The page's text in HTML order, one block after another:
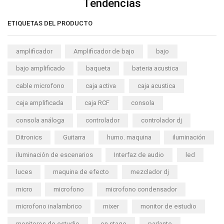
Tendencias
ETIQUETAS DEL PRODUCTO
amplificador Amplificador de bajo bajo
bajo amplificado baqueta bateria acustica
cable microfono caja activa caja acustica
caja amplificada caja RCF consola
consola análoga controlador controlador dj
Ditronics Guitarra humo. maquina iluminación
iluminación de escenarios Interfaz de audio led
luces maquina de efecto mezclador dj
micro microfono microfono condensador
microfono inalambrico mixer monitor de estudio